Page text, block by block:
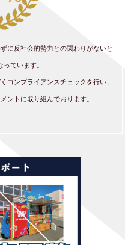
に反社会的勢力との関わりがないと
ています。
コンプライアンスチェックを行い、
ントに取り組んでおります。